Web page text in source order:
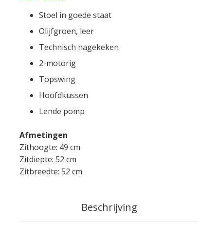
Stoel in goede staat
Olijfgroen, leer
Technisch nagekeken
2-motorig
Topswing
Hoofdkussen
Lende pomp
Afmetingen
Zithoogte: 49 cm
Zitdiepte: 52 cm
Zitbreedte: 52 cm
Beschrijving